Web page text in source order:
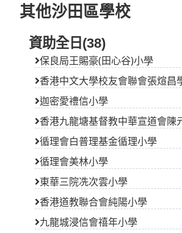
其他沙田區學校
資助全日(38)
保良局王賜豪(田心谷)小學
香港中文大學校友會聯會張煊昌
迦密愛禮信小學
香港九龍塘基督教中華宣道會陳
循理會白普理基金循理小學
循理會美林小學
東華三院冼次雲小學
香港道教聯合會純陽小學
九龍城浸信會禧年小學